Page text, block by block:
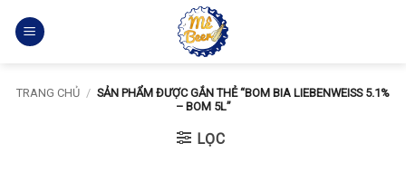
qua
TRANG CHỦ / SẢN PHẨM ĐƯỢC GẮN THẺ “BOM BIA LIEBENWEISS 5.1%
– BOM 5L”
LỌC